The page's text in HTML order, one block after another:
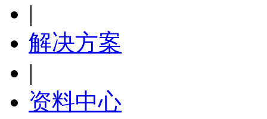
|
解决方案
|
资料中心